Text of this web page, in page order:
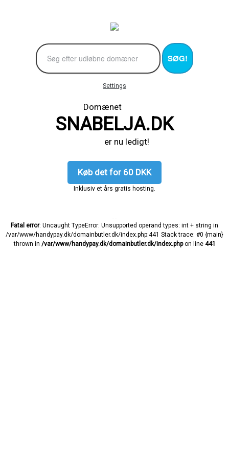
SØG!
Settings
Domænet
SNABELJA.DK
er nu ledigt!
Køb det for 60 DKK
Inklusiv et års gratis hosting.
Fatal error: Uncaught TypeError: Unsupported operand types: int + string in
/var/www/handypay.dk/domainbutler.dk/index.php:441 Stack trace: #0 {main}
thrown in /var/www/handypay.dk/domainbutler.dk/index.phpon line 441